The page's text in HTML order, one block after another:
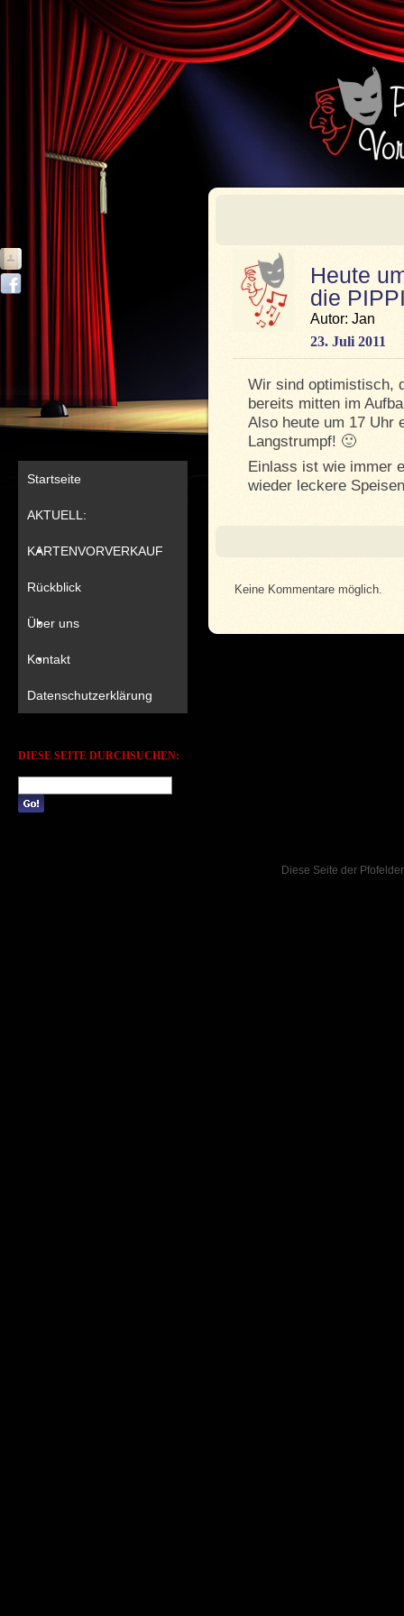
Startseite
AKTUELL:
KARTENVORVERKAUF
Rückblick
Über uns
Kontakt
Datenschutzerklärung
DIESE SEITE DURCHSUCHEN:
Heute
die
Autor: Jan
23. Juli 2011
Wir sind optimistisch,
bereits mitten im
Also heute um 17 Uhr
Langstrumpf! 🙂
Einlass ist wie immer
wieder leckere
Keine Kommentare möglich.
Diese Seite der